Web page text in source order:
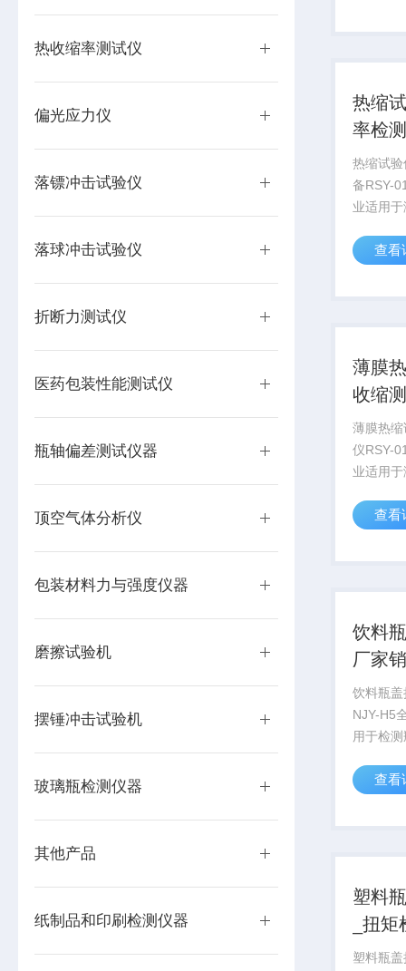
热收缩率测试仪
偏光应力仪
落镖冲击试验仪
落球冲击试验仪
折断力测试仪
医药包装性能测试仪
瓶轴偏差测试仪器
顶空气体分析仪
包装材料力与强度仪器
磨擦试验机
摆锤冲击试验机
玻璃瓶检测仪器
其他产品
纸制品和印刷检测仪器
及尺寸
热缩
率检
热缩试
备RSY-
业适用
板等材
稳定性
查看
薄膜
收缩
薄膜热
仪RSY-
业适用
板等材
稳定性
查看
饮料
厂家
饮料瓶
NJY-H5
用于检
紧、开
在线检
查看
塑料
_扭
塑料瓶